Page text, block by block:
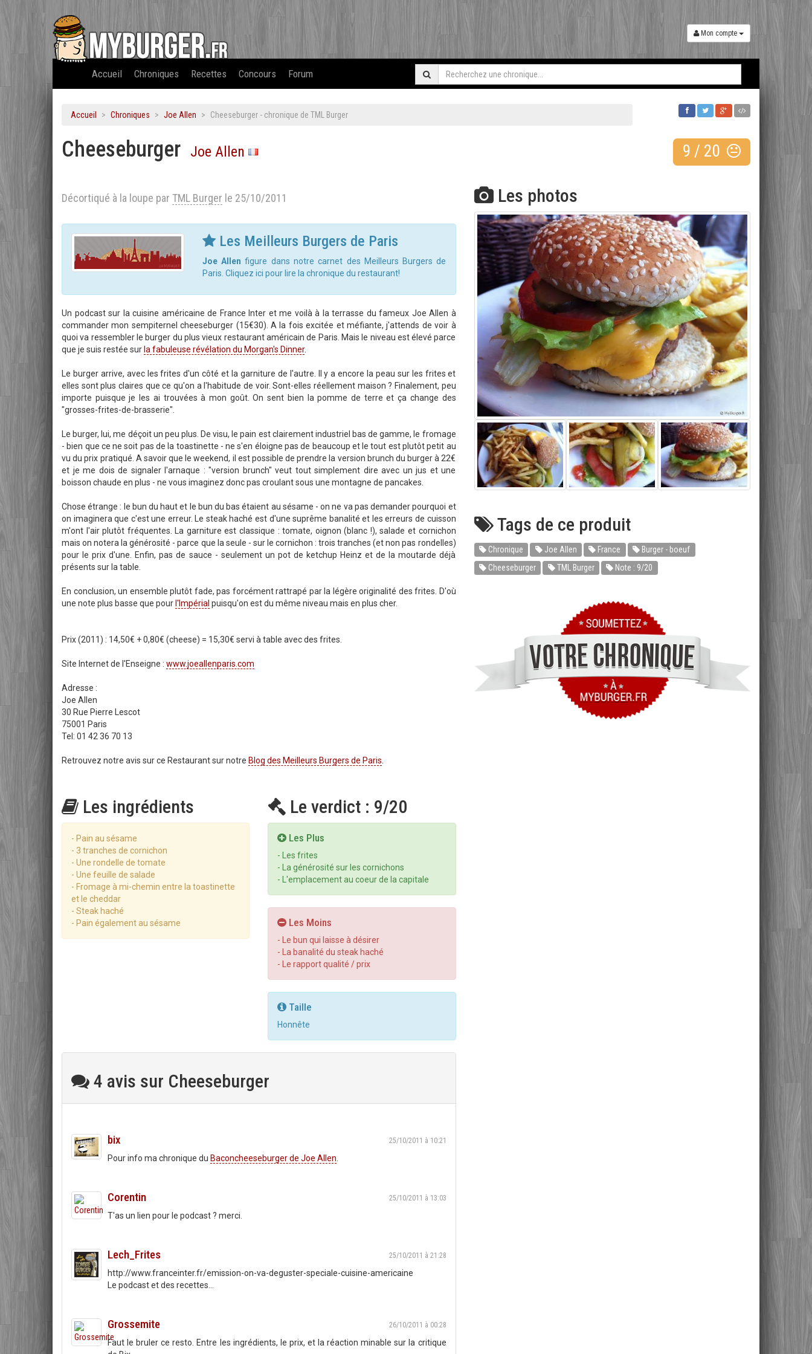
Mon compte
Accueil Chroniques Recettes Concours Forum
Accueil Chroniques Joe Allen Cheeseburger - chronique de TML Burger
Cheeseburger Joe Allen 9 / 20
Décortiqué à la loupe par TML Burger le 25/10/2011
Les Meilleurs Burgers de Paris
Joe Allen figure dans notre carnet des Meilleurs Burgers de
Paris. Cliquez ici pour lire la chronique du restaurant!
Un podcast sur la cuisine américaine de France Inter et me voilà à la terrasse du fameux Joe Allen à
commander mon sempiternel cheeseburger (15€30). A la fois excitée et méfiante, j'attends de voir à
quoi va ressembler le burger du plus vieux restaurant américain de Paris. Mais le niveau est élevé parce
que je suis restée sur la fabuleuse révélation du Morgan's Dinner.
Le burger arrive, avec les frites d'un côté et la garniture de l'autre. Il y a encore la peau sur les frites et
elles sont plus claires que ce qu'on a l'habitude de voir. Sont-elles réellement maison ? Finalement, peu
importe puisque je les ai trouvées à mon goût. On sent bien la pomme de terre et ça change des
"grosses-frites-de-brasserie".
Le burger, lui, me déçoit un peu plus. De visu, le pain est clairement industriel bas de gamme, le fromage
- bien que ce ne soit pas de la toastinette - ne s'en éloigne pas de beaucoup et le tout est plutôt petit au
vu du prix pratiqué. A savoir que le weekend, il est possible de prendre la version brunch du burger à 22€
et je me dois de signaler l'arnaque : "version brunch" veut tout simplement dire avec un jus et une
boisson chaude en plus - ne vous imaginez donc pas croulant sous une montagne de pancakes.
Chose étrange : le bun du haut et le bun du bas étaient au sésame - on ne va pas demander pourquoi et
on imaginera que c'est une erreur. Le steak haché est d'une suprême banalité et les erreurs de cuisson
m'ont l'air plutôt fréquentes. La garniture est classique : tomate, oignon (blanc !), salade et cornichon
mais on notera la générosité - parce que la seule - sur le cornichon : trois tranches (et non pas rondelles)
pour le prix d'une. Enfin, pas de sauce - seulement un pot de ketchup Heinz et de la moutarde déjà
présents sur la table.
En conclusion, un ensemble plutôt fade, pas forcément rattrapé par la légère originalité des frites. D'où
une note plus basse que pour l'Impérial puisqu'on est du même niveau mais en plus cher.
Prix (2011) : 14,50€ + 0,80€ (cheese) = 15,30€ servi à table avec des frites.
Site Internet de l'Enseigne : www.joeallenparis.com
Adresse :
Joe Allen
30 Rue Pierre Lescot
75001 Paris
Tel: 01 42 36 70 13
Retrouvez notre avis sur ce Restaurant sur notre Blog des Meilleurs Burgers de Paris
Les ingrédients
- Pain au sésame
- 3 tranches de cornichon
- Une rondelle de tomate
- Une feuille de salade
- Fromage à mi-chemin entre la toastinette
et le cheddar
- Steak haché
- Pain également au sésame
Le verdict : 9/20
Les Plus
- Les frites
- La générosité sur les cornichons
- L'emplacement au coeur de la capitale
Les Moins
- Le bun qui laisse à désirer
- La banalité du steak haché
- Le rapport qualité / prix
Taille
Honnête
4 avis sur Cheeseburger
bix 25/10/2011 à 10:21
Pour info ma chronique du Baconcheeseburger de Joe Allen
Corentin 25/10/2011 à 13:03
T'as un lien pour le podcast ? merci.
Lech_Frites 25/10/2011 à 21:28
http://www.franceinter.fr/emission-on-va-deguster-speciale-cuisine-americaine
Le podcast et des recettes...
Grossemite 26/10/2011 à 00:28
Faut le bruler ce resto. Entre les ingrédients, le prix, et la réaction minable sur la critique
Les photos
Tags de ce produit
Chronique Joe Allen France
Burger - boeuf
Cheeseburger
TML Burger Note : 9/20